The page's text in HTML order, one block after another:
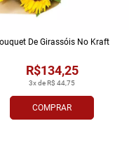
COMPRAR
3x de R$ 44,75
R$134,25
De Girassóis No Kraft